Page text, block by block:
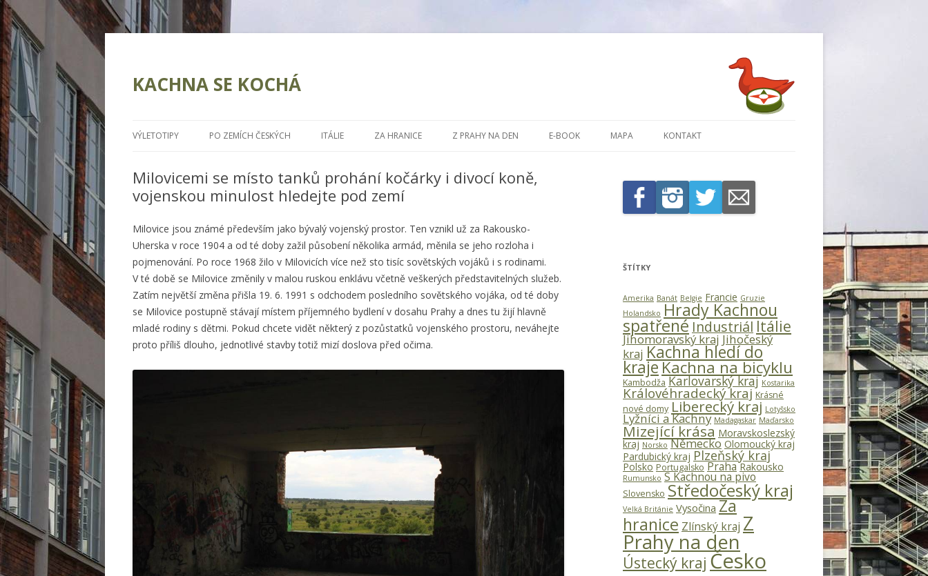
KACHNA SE KOCHÁ
VÝLETOTIPY PO ZEMÍCH ČESKÝCH ITÁLIE ZA HRANICE Z PRAHY NA DEN E-BOOK MAPA KONTAKT
Milovicemi se místo tanků prohání kočárky i divocí koně,
vojenskou minulost hledejte pod zemí
Milovice jsou známé především jako bývalý vojenský prostor. Ten vznikl už za Rakousko-
Uherska v roce 1904 a od té doby zažil působení několika armád, měnila se jeho rozloha i
pojmenování. Po roce 1968 žilo v Milovicích více než sto tisíc sovětských vojáků i s rodinami.
V té době se Milovice změnily v malou ruskou enklávu včetně veškerých představitelných služeb.
Zatím největší změna přišla 19. 6. 1991 s odchodem posledního sovětského vojáka, od té doby
se Milovice postupně stávají místem příjemného bydlení v dosahu Prahy a dnes tu žijí hlavně
mladé rodiny s dětmi. Pokud chcete vidět některý z pozůstatků vojenského prostoru, neváhejte
proto příliš dlouho, jednotlivé stavby totiž mizí doslova před očima.
ŠTÍTKY
Amerika Banát Belgie Francie Gruzie
Holandsko Hrady Kachnou
spatřené Industriál Itálie
Jihomoravský kraj Jihočeský
kraj Kachna hledí do
krajeKachna na bicyklu
Kambodža Karlovarský kraj Kostarika
Královéhradecký kraj Krásné
nové domy Liberecký kraj Lotyšsko
Lyžníci a Kachny Madagaskar Maďarsko
Mizející krása Moravskoslezský
kraj Norsko Německo Olomoucký kraj
Pardubický kraj Plzeňský kraj
Polsko Portugalsko Praha Rakousko
Rumunsko S Kachnou na pivo
Slovensko Středočeský kraj
Velká Británie Vysočina Za
hranice Zlínský kraj Z
Prahy na den
Ústecký kraj Česko